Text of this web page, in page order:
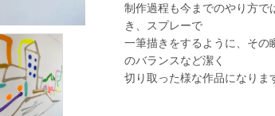
制作過程も今までのやり方で
き、スプレーで
一筆描きをするように、その
のバランスなど潔く
切り取った様な作品になりま